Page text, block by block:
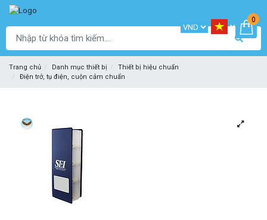
0
Trang chủ Danh mục thiết bị
Thiết bị hiệu chuẩn
Điện trở, tụ điện, cuộn cảm chuẩn